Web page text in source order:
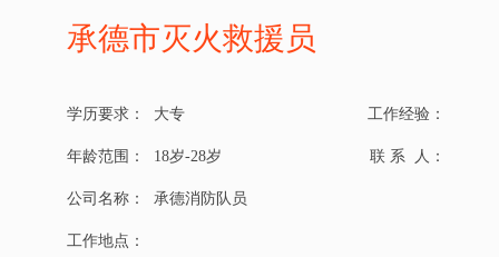
承德市灭火救援员
学历要求： 大专 工作经验：
年龄范围： 18岁-28岁 联 系 人：
公司名称： 承德消防队员
工作地点：